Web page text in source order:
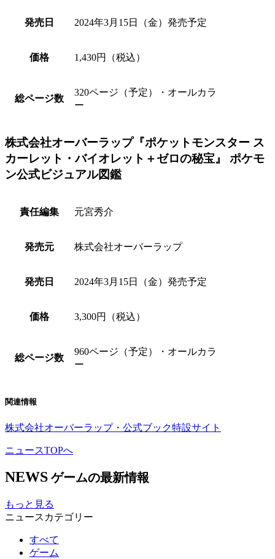
発売日 2024年3月15日（金）発売予定
価格 1,430円（税込）
総ページ数
320ページ（予定）・オールカラ
ー
株式会社オーバーラップ『ポケットモンスター ス
カーレット・バイオレット＋ゼロの秘宝』 ポケモ
ン公式ビジュアル図鑑
責任編集 元宮秀介
発売元 株式会社オーバーラップ
発売日 2024年3月15日（金）発売予定
価格 3,300円（税込）
総ページ数
960ページ（予定）・オールカラ
ー
関連情報
株式会社オーバーラップ・公式ブック特設サイト
ニュースTOPへ
NEWS ゲームの最新情報
もっと見る
ニュースカテゴリー
すべて
ゲーム